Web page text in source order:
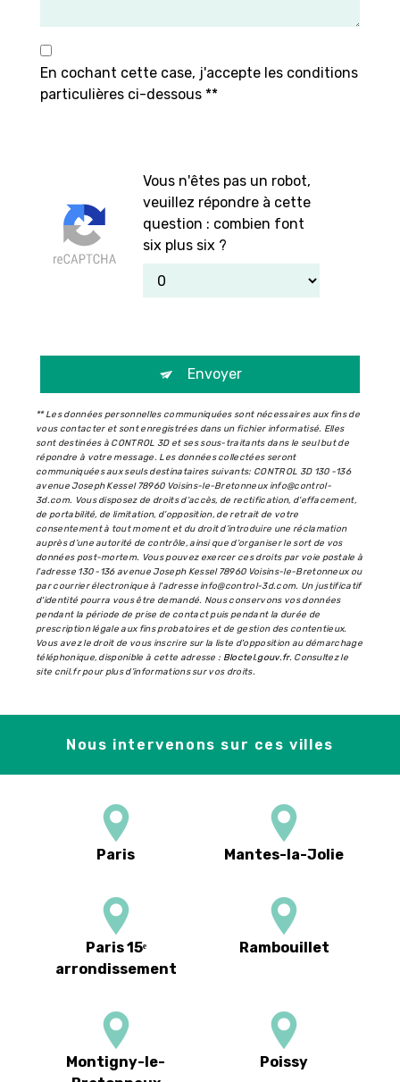
En cochant cette case, j'accepte les conditions
particulières ci-dessous **
Vous n'êtes pas un robot,
veuillez répondre à cette
question : combien font
six plus six ?
Envoyer
** Les données personnelles communiquées sont nécessaires aux fins de
vous contacter et sont enregistrées dans un fichier informatisé. Elles
sont destinées à CONTROL 3D et ses sous-traitants dans le seul but de
répondre à votre message. Les données collectées seront
communiquées aux seuls destinataires suivants: CONTROL 3D 130 -136
avenue Joseph Kessel 78960 Voisins-le-Bretonneux info@control-
3d.com. Vous disposez de droits d’accès, de rectification, d’effacement,
de portabilité, de limitation, d’opposition, de retrait de votre
consentement à tout moment et du droit d’introduire une réclamation
auprès d’une autorité de contrôle, ainsi que d’organiser le sort de vos
données post-mortem. Vous pouvez exercer ces droits par voie postale à
l'adresse 130 -136 avenue Joseph Kessel 78960 Voisins-le-Bretonneux ou
par courrier électronique à l'adresse info@control-3d.com. Un justificatif
d'identité pourra vous être demandé. Nous conservons vos données
pendant la période de prise de contact puis pendant la durée de
prescription légale aux fins probatoires et de gestion des contentieux.
Vous avez le droit de vous inscrire sur la liste d'opposition au démarchage
téléphonique, disponible à cette adresse : Bloctel.gouv.fr. Consultez le
site cnil.fr pour plus d’informations sur vos droits.
Nous intervenons sur ces villes
Paris Mantes-la-Jolie
Paris 15ᵉ
arrondissement
Rambouillet
Montigny-le-
Poissy